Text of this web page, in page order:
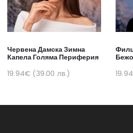
Червена Дамска Зимна
Капела Голяма Периферия
19.94€ (39.00 лв.)